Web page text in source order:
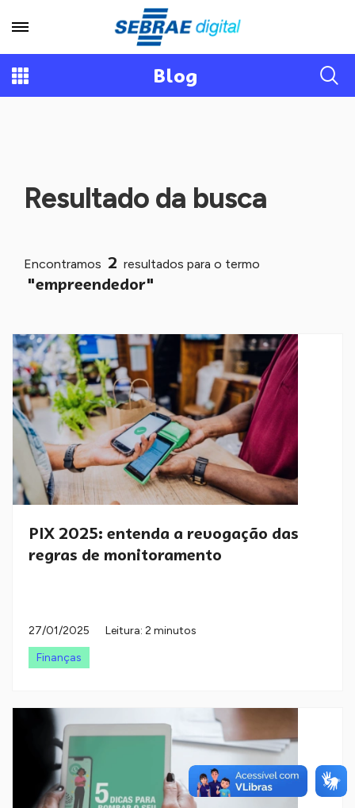
Blog
Resultado da busca
Encontramos 2 resultados para o termo
"empreendedor"
PIX 2025: entenda a revogação das
regras de monitoramento
27/01/2025
Leitura: 2 minutos
Finanças